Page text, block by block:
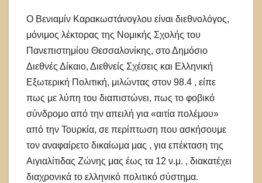
Ο Βενιαμίν Καρακωστάνογλου είναι διεθνολόγος,
μόνιμος λέκτορας της Νομικής Σχολής του
Πανεπιστημίου Θεσσαλονίκης, στο Δημόσιο
Διεθνές Δίκαιο, Διεθνείς Σχέσεις και Ελληνική
Εξωτερική Πολιτική, μιλώντας στον 98.4 , είπε
πως με λύπη του διαπιστώνει, πως το φοβικό
σύνδρομο από την απειλή για «αιτία πολέμου»
από την Τουρκία, σε περίπτωση που ασκήσουμε
τον αναφαίρετο δικαίωμα μας , για επέκταση της
Αιγιαλίτιδας Ζώνης μας έως τα 12 ν.μ. , διακατέχει
διαχρονικά το ελληνικό πολιτικό σύστημα.